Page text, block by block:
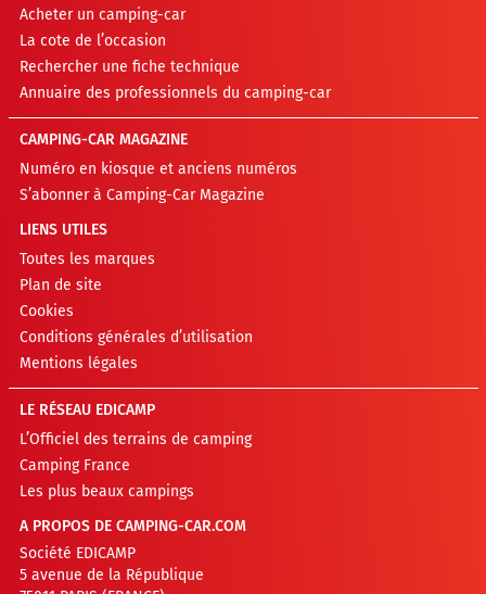
Acheter un camping-car
La cote de l’occasion
Rechercher une fiche technique
Annuaire des professionnels du camping-car
CAMPING-CAR MAGAZINE
Numéro en kiosque et anciens numéros
S’abonner à Camping-Car Magazine
LIENS UTILES
Toutes les marques
Plan de site
Cookies
Conditions générales d’utilisation
Mentions légales
LE RÉSEAU EDICAMP
L’Officiel des terrains de camping
Camping France
Les plus beaux campings
A PROPOS DE CAMPING-CAR.COM
Société EDICAMP
5 avenue de la République